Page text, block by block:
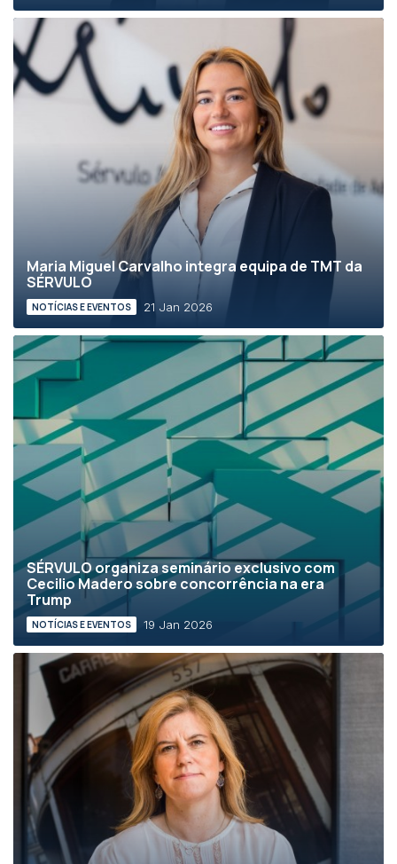
Maria Miguel Carvalho integra equipa de TMT da
SÉRVULO
NOTÍCIAS E EVENTOS 21 Jan 2026
SÉRVULO organiza seminário exclusivo com
Cecilio Madero sobre concorrência na era
Trump
NOTÍCIAS E EVENTOS 19 Jan 2026